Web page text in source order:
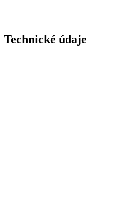
Technické údaje